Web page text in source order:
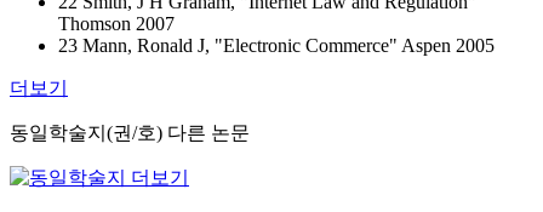
Thomson 2007
23 Mann, Ronald J, "Electronic Commerce" Aspen 2005
더보기
동일학술지(권/호) 다른 논문